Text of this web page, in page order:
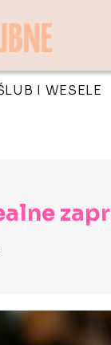
I WESELE